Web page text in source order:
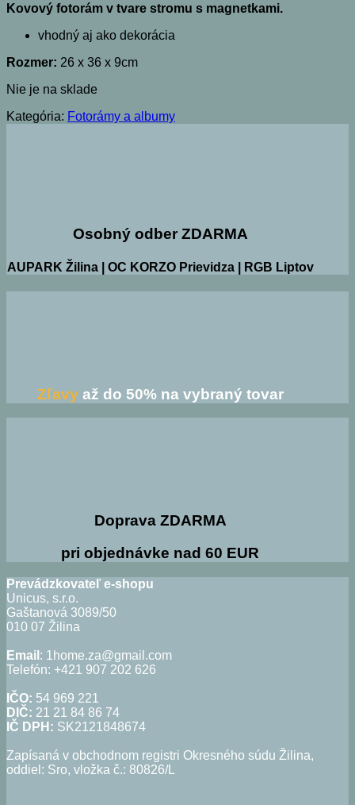
Kovový fotorám v tvare stromu s magnetkami.
vhodný aj ako dekorácia
Rozmer: 26 x 36 x 9cm
Nie je na sklade
Kategória: Fotorámy a albumy
Osobný odber ZDARMA
AUPARK Žilina | OC KORZO Prievidza | RGB Liptov
Zľavyaž do 50% na vybraný tovar
Doprava ZDARMA
pri objednávke nad 60 EUR
Prevádzkovateľ e-shopu
Unicus, s.r.o.
Gaštanová 3089/50
010 07 Žilina
Email : 1home.za@gmail.com
Telefón: +421 907 202 626
IČO: 54 969 221
DIČ: 21 21 84 86 74
IČ DPH: SK2121848674
Zapísaná v obchodnom registri Okresného súdu Žilina,
oddiel: Sro, vložka č.: 80826/L